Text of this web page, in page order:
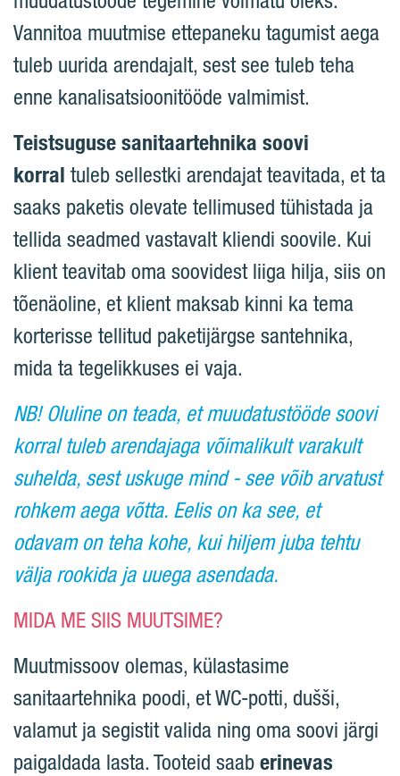
Vannitoa muutmise ettepaneku tagumist aega
tuleb uurida arendajalt, sest see tuleb teha
enne kanalisatsioonitööde valmimist.
Teistsuguse sanitaartehnika soovi
korral tuleb sellestki arendajat teavitada, et ta
saaks paketis olevate tellimused tühistada ja
tellida seadmed vastavalt kliendi soovile. Kui
klient teavitab oma soovidest liiga hilja, siis on
tõenäoline, et klient maksab kinni ka tema
korterisse tellitud paketijärgse santehnika,
mida ta tegelikkuses ei vaja.
NB! Oluline on teada, et muudatustööde soovi
korral tuleb arendajaga võimalikult varakult
suhelda, sest uskuge mind - see võib arvatust
rohkem aega võtta. Eelis on ka see, et
odavam on teha kohe, kui hiljem juba tehtu
välja rookida ja uuega asendada.
MIDA ME SIIS MUUTSIME?
Muutmissoov olemas, külastasime
sanitaartehnika poodi, et WC-potti, dušši,
valamut ja segistit valida ning oma soovi järgi
paigaldada lasta. Tooteid saab erinevas